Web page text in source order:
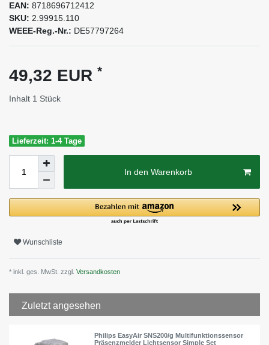
EAN: 8718696712412
SKU: 2.99915.110
WEEE-Reg.-Nr.: DE57797264
49,32 EUR *
Inhalt 1 Stück
Lieferzeit: 1-4 Tage
In den Warenkorb
Wunschliste
* inkl. ges. MwSt. zzgl. Versandkosten
Zuletzt angesehen
Philips EasyAir SNS200/g Multifunktionssensor
Präsenzmelder Lichtsensor Simple Set